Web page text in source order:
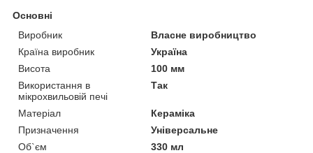
Основні
Виробник
Власне виробництво
Країна виробник
Україна
Висота
100 мм
Використання в
мікрохвильовій печі
Так
Матеріал
Кераміка
Призначення
Універсальне
Об`єм
330 мл